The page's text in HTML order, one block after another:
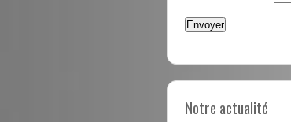
Notre actualité